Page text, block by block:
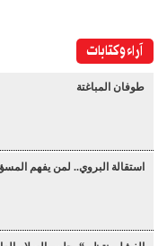
آراء وكتابات
طوفان المباغتة
استقالة البروي.. لمن يفهم